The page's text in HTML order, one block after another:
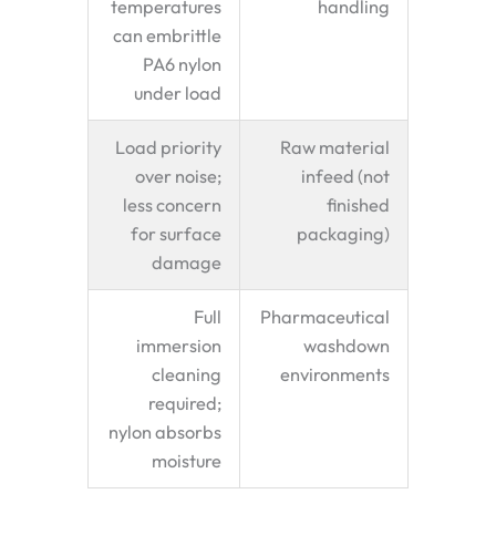
handling
temperatures
can embrittle
PA6 nylon
under load
Raw material
infeed (not
finished
packaging)
Load priority
over noise;
less concern
for surface
damage
Pharmaceutical
washdown
environments
Full
immersion
cleaning
required;
nylon absorbs
moisture